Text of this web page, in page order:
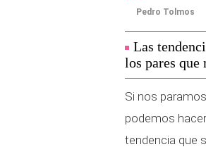
Pedro Tolmos
Las
los pares que
Si nos
podemos
tendencia que